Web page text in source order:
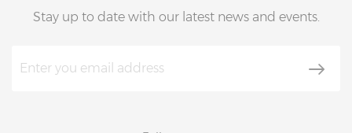
Stay up to date with our latest news and events.